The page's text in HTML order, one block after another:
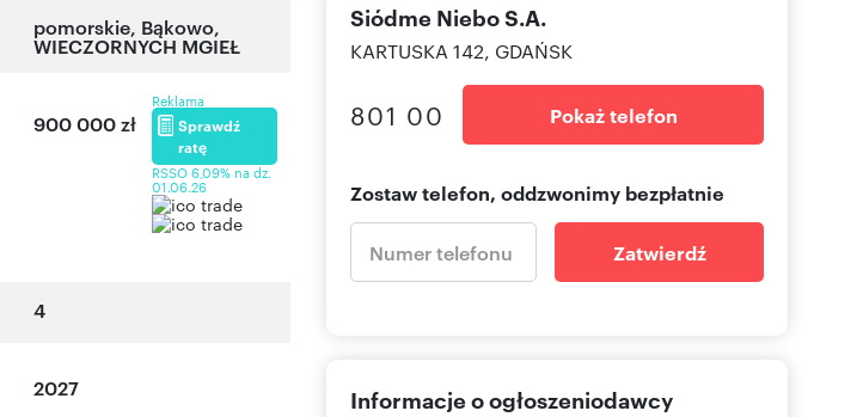
pomorskie, Bąkowo,
WIECZORNYCH MGIEŁ
900 000 zł
Reklama
Sprawdź
ratę
RSSO 6,09% na dz.
01.06.26
4
2027
Siódme Niebo S.A.
KARTUSKA 142, GDAŃSK
801 00 Pokaż telefon
Zostaw telefon, oddzwonimy bezpłatnie
Zatwierdź
Informacje o ogłoszeniodawcy